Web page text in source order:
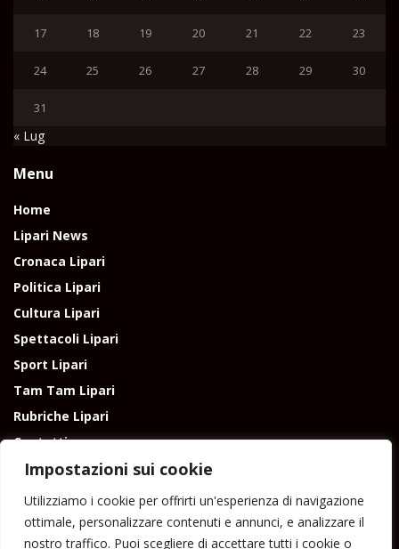
Impostazioni sui cookie
Utilizziamo i cookie per offrirti un'esperienza di navigazione
ottimale, personalizzare contenuti e annunci, e analizzare il
nostro traffico. Puoi scegliere di accettare tutti i cookie o
17 18 19 20 21 22 23
24 25 26 27 28 29 30
31
« Lug
Menu
Home
Lipari News
Cronaca Lipari
Politica Lipari
Cultura Lipari
Spettacoli Lipari
Sport Lipari
Tam Tam Lipari
Rubriche Lipari
Contatti